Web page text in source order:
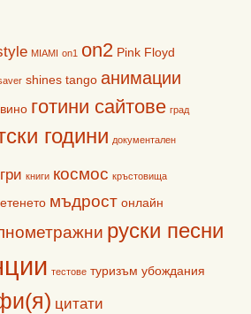
MIAMI on1 on2 Pink Floyd
shines tango анимации
вино готини сайтове град
години документален
книги космос кръстовища
мъдрост онлайн
руски песни
тестове туризъм убождания
цитати